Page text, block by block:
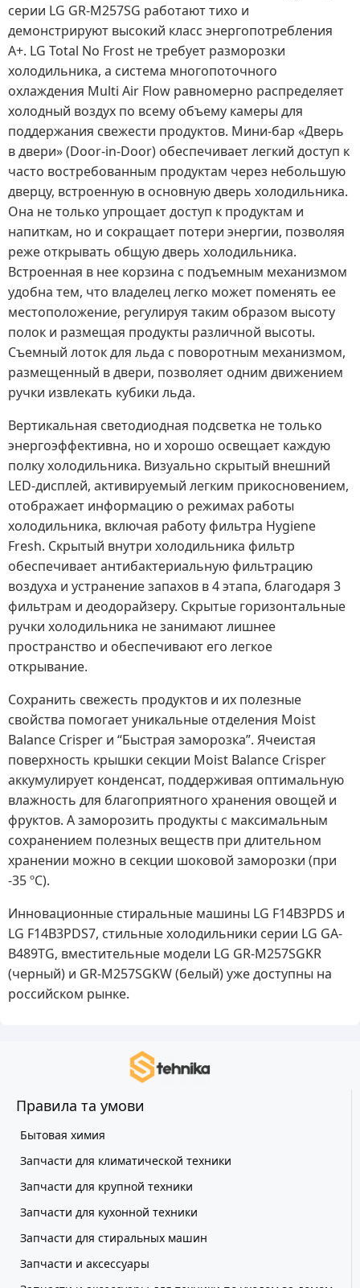
серии LG GR-M257SG работают тихо и
демонстрируют высокий класс энергопотребления
А+. LG Total No Frost не требует разморозки
холодильника, а система многопоточного
охлаждения Multi Air Flow равномерно распределяет
холодный воздух по всему объему камеры для
поддержания свежести продуктов. Мини-бар «Дверь
в двери» (Door-in-Door) обеспечивает легкий доступ к
часто востребованным продуктам через небольшую
дверцу, встроенную в основную дверь холодильника.
Она не только упрощает доступ к продуктам и
напиткам, но и сокращает потери энергии, позволяя
реже открывать общую дверь холодильника.
Встроенная в нее корзина с подъемным механизмом
удобна тем, что владелец легко может поменять ее
местоположение, регулируя таким образом высоту
полок и размещая продукты различной высоты.
Съемный лоток для льда с поворотным механизмом,
размещенный в двери, позволяет одним движением
ручки извлекать кубики льда.
Вертикальная светодиодная подсветка не только
энергоэффективна, но и хорошо освещает каждую
полку холодильника. Визуально скрытый внешний
LED-дисплей, активируемый легким прикосновением,
отображает информацию о режимах работы
холодильника, включая работу фильтра Hygiene
Fresh. Скрытый внутри холодильника фильтр
обеспечивает антибактериальную фильтрацию
воздуха и устранение запахов в 4 этапа, благодаря 3
фильтрам и деодорайзеру. Скрытые горизонтальные
ручки холодильника не занимают лишнее
пространство и обеспечивают его легкое
открывание.
Сохранить свежесть продуктов и их полезные
свойства помогает уникальные отделения Moist
Balance Crisper и “Быстрая заморозка”. Ячеистая
поверхность крышки секции Moist Balance Crisper
аккумулирует конденсат, поддерживая оптимальную
влажность для благоприятного хранения овощей и
фруктов. А заморозить продукты с максимальным
сохранением полезных веществ при длительном
хранении можно в секции шоковой заморозки (при
-35 ºС).
Инновационные стиральные машины LG F14B3PDS и
LG F14B3PDS7, стильные холодильники серии LG GA-
B489TG, вместительные модели LG GR-M257SGKR
(черный) и GR-M257SGKW (белый) уже доступны на
российском рынке.
Правила та умови
Бытовая химия
Запчасти для климатической техники
Запчасти для крупной техники
Запчасти для кухонной техники
Запчасти для стиральных машин
Запчасти и аксессуары